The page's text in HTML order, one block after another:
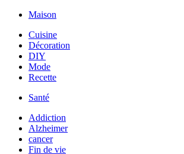
Maison
Cuisine
Décoration
DIY
Mode
Recette
Santé
Addiction
Alzheimer
cancer
Fin de vie